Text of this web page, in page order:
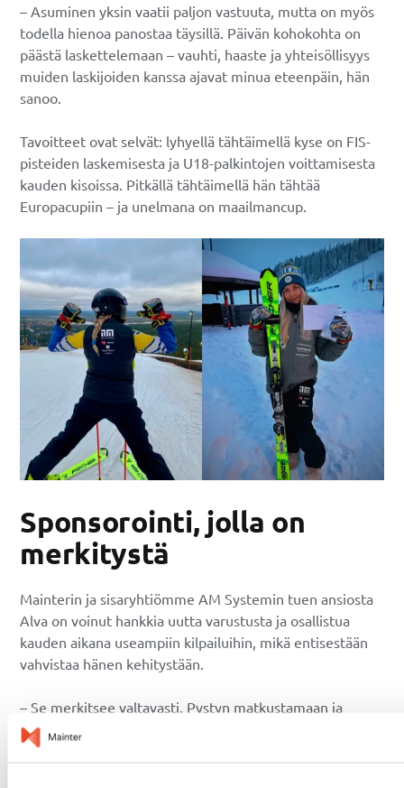
– Asuminen yksin vaatii paljon vastuuta, mutta on myös
todella hienoa panostaa täysillä. Päivän kohokohta on
päästä laskettelemaan – vauhti, haaste ja yhteisöllisyys
muiden laskijoiden kanssa ajavat minua eteenpäin, hän
sanoo.
Tavoitteet ovat selvät: lyhyellä tähtäimellä kyse on FIS-
pisteiden laskemisesta ja U18-palkintojen voittamisesta
kauden kisoissa. Pitkällä tähtäimellä hän tähtää
Europacupiin – ja unelmana on maailmancup.
Sponsorointi, jolla on
merkitystä
Mainterin ja sisaryhtiömme AM Systemin tuen ansiosta
Alva on voinut hankkia uutta varustusta ja osallistua
kauden aikana useampiin kilpailuihin, mikä entisestään
vahvistaa hänen kehitystään.
– Se merkitsee valtavasti. Pystyn matkustamaan ja
osallistumaan useampiin kilpailuihin ja leireihin,
ostamaan lisää suksia ja kartuttamaan kokemusta eri